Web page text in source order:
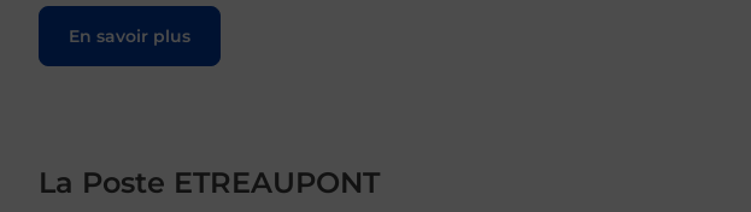
En savoir plus
Le lien s'ouvre dans un nouvel onglet
La Poste ETREAUPONT